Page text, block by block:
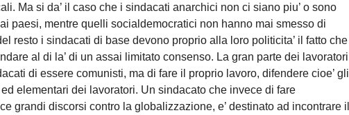
Ma si da’ il caso che i sindacati anarchici non ci siano piu’ o sono
paesi, mentre quelli socialdemocratici non hanno mai smesso di
resto i sindacati di base devono proprio alla loro politicita’ il fatto che
al di la’ di un assai limitato consenso. La gran parte dei lavoratori
di essere comunisti, ma di fare il proprio lavoro, difendere cioe’ gli
elementari dei lavoratori. Un sindacato che invece di fare
grandi discorsi contro la globalizzazione, e’ destinato ad incontrare il